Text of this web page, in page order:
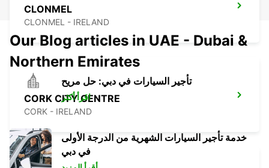
CLONMEL
CLONMEL - IRELAND
CORK CITY CENTRE
CORK - IRELAND
Our Blog articles in UAE - Dubai &
Northern Emirates
تأجير السيارات في دبي: حل مريح
اقرأ أكثر
خدمة تأجير السيارات الشهرية من الدرجة الأولى
في دبي